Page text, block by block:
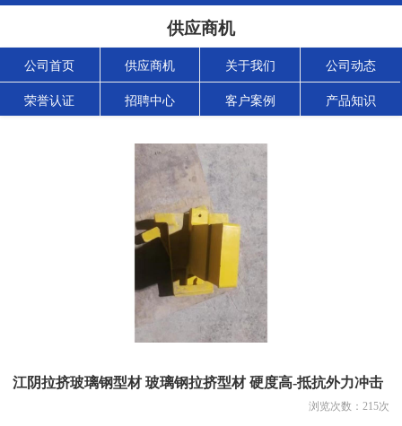
供应商机
公司首页 供应商机 关于我们 公司动态
荣誉认证 招聘中心 客户案例 产品知识
江阴拉挤玻璃钢型材 玻璃钢拉挤型材 硬度高-抵抗外力冲击
浏览次数： 215次